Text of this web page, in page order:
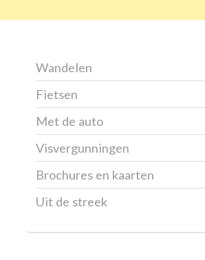
Wandelen
Fietsen
Met de auto
Visvergunningen
Brochures en kaarten
Uit de streek